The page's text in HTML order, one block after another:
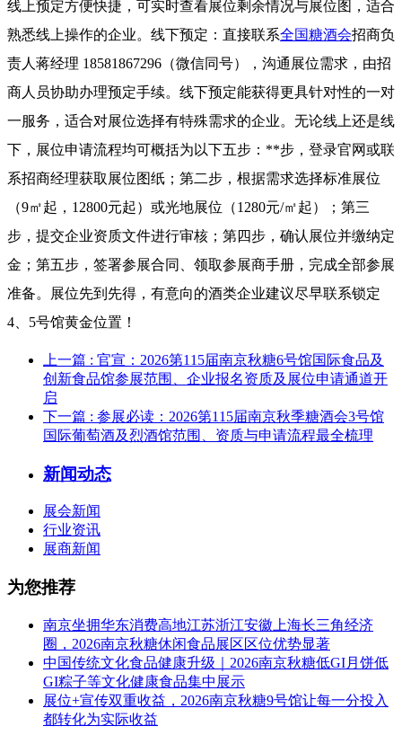
线上预定方便快捷，可实时查看展位剩余情况与展位图，适合
熟悉线上操作的企业。线下预定：直接联系全国糖酒会招商负
责人蒋经理 18581867296（微信同号），沟通展位需求，由招
商人员协助办理预定手续。线下预定能获得更具针对性的一对
一服务，适合对展位选择有特殊需求的企业。无论线上还是线
下，展位申请流程均可概括为以下五步：**步，登录官网或联
系招商经理获取展位图纸；第二步，根据需求选择标准展位
（9㎡起，12800元起）或光地展位（1280元/㎡起）；第三
步，提交企业资质文件进行审核；第四步，确认展位并缴纳定
金；第五步，签署参展合同、领取参展商手册，完成全部参展
准备。展位先到先得，有意向的酒类企业建议尽早联系锁定
4、5号馆黄金位置！
上一篇 : 官宣：2026第115届南京秋糖6号馆国际食品及
创新食品馆参展范围、企业报名资质及展位申请通道开
启
下一篇 : 参展必读：2026第115届南京秋季糖酒会3号馆
国际葡萄酒及烈酒馆范围、资质与申请流程最全梳理
新闻动态
展会新闻
行业资讯
展商新闻
为您推荐
南京坐拥华东消费高地江苏浙江安徽上海长三角经济
圈，2026南京秋糖休闲食品展区区位优势显著
中国传统文化食品健康升级｜2026南京秋糖低GI月饼低
GI粽子等文化健康食品集中展示
展位+宣传双重收益，2026南京秋糖9号馆让每一分投入
都转化为实际收益